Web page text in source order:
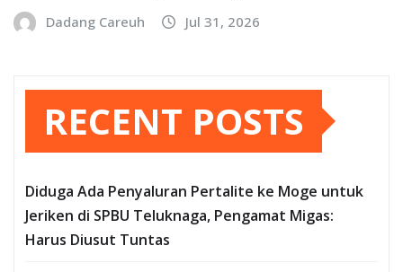
Dadang Careuh Jul 31, 2026
RECENT POSTS
Diduga Ada Penyaluran Pertalite ke Moge untuk
Jeriken di SPBU Teluknaga, Pengamat Migas:
Harus Diusut Tuntas